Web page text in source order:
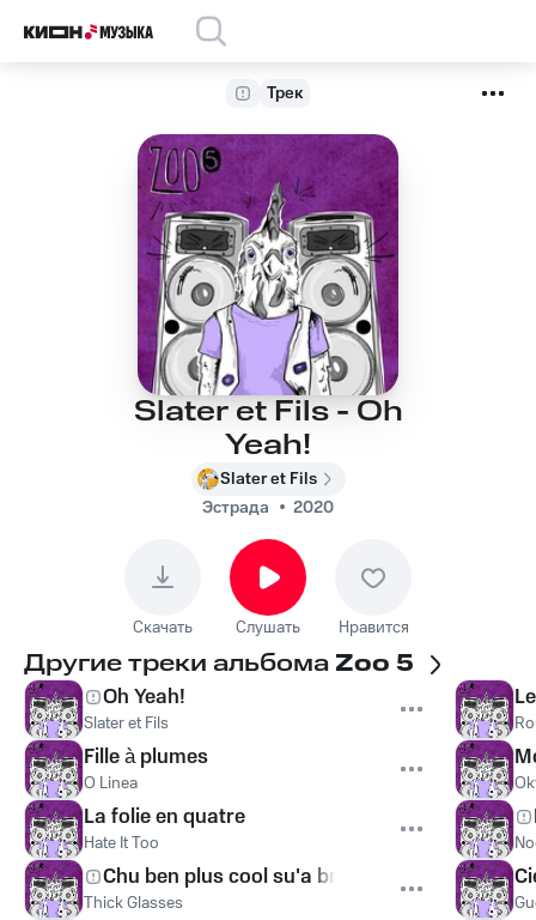
Трек
Slater et Fils - Oh
Yeah!
Slater et Fils
Эстрада
2020
Скачать Слушать Нравится
Другие треки альбома Zoo 5
Oh Yeah!
Slater et Fils
Fille à plumes
O Linea
La folie en quatre
Hate It Too
Chu ben plus cool su'a brosse
Thick Glasses